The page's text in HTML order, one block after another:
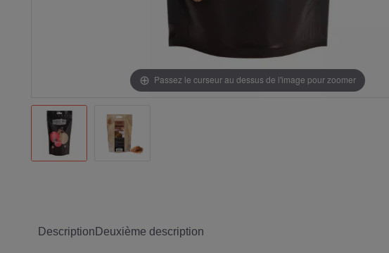
Passez le curseur au dessus de l'image pour zoomer
Description Deuxième description